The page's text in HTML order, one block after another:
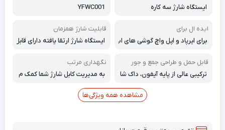
ایستگاه شارژ سه کاره
YFWC001
ایده ال برای
برای ایرپاد و اپل واچ گوشی های اپ
قابلیت شارژ همزمان
ایستگاه شارژ ارتقا یافته دارای قابل
ت
قابل حمل و طراحی جمع و جور
ترکیبی عالی از پایه آیفون، داک شا
نگهداری مرتب
به مدیریت کابل شارژ شما کمک م
از گره خوردن و در هم پیچیدن کا
بل شارژ جلوگیری شود
مشاهده همه ویژگی‌ها